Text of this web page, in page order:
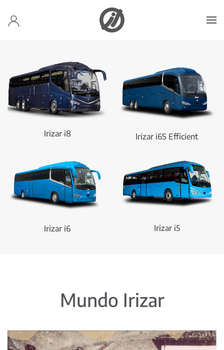
Skip to main content
Descúbrelo
Irizar i8 Irizar i6S Efficient
Irizar i6 Irizar i5
Mundo Irizar